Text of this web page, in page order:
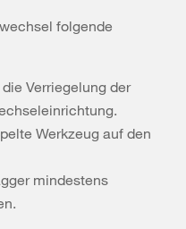
folgende
Verriegelung der
Werkzeug auf den
mindestens